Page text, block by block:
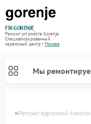
FIX-GORENJE
Ремонт устройств Gorenje
Специализированный
cервисный центр г.Москва
Мы
Ремонт варочной